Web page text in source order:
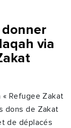
via
Refugee Zakat
dons de Zakat
de déplacés